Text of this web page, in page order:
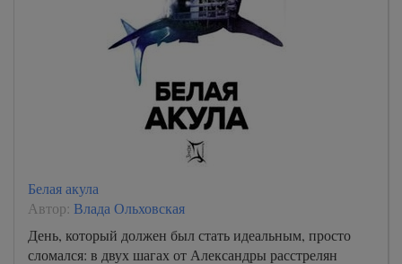
Белая акула
Автор: Влада Ольховская
День, который должен был стать идеальным, просто
сломался: в двух шагах от Александры расстрелян